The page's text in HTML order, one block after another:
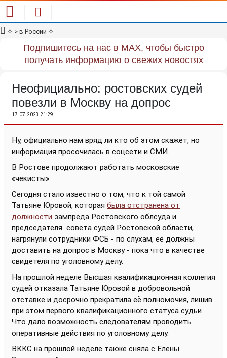
✧ > в России ✧
Подпишитесь на нас в MAX, чтобы быстро
получать информацию о свежих новостях
Неофициально: ростовских судей
повезли в Москву на допрос
17.07.2023 21:29
Ну, официально нам вряд ли кто об этом скажет, но
информация просочилась в соцсети и СМИ.
В Ростове продолжают работать московские
«чекисты».
Сегодня стало известно о том, что к той самой
Татьяне Юровой, которая была отстранена от
должности зампреда Ростовского облсуда и
председателя совета судей Ростовской области,
нагрянули сотрудники ФСБ - по слухам, её должны
доставить на допрос в Москву - пока что в качестве
свидетеля по уголовному делу.
На прошлой неделе Высшая квалификационная коллегия
судей отказала Татьяне Юровой в добровольной
отставке и досрочно прекратила её полномочия, лишив
при этом первого квалификационного статуса судьи.
Что дало возможность следователям проводить
оперативные действия по уголовному делу.
ВККС на прошлой неделе также сняла с Елены